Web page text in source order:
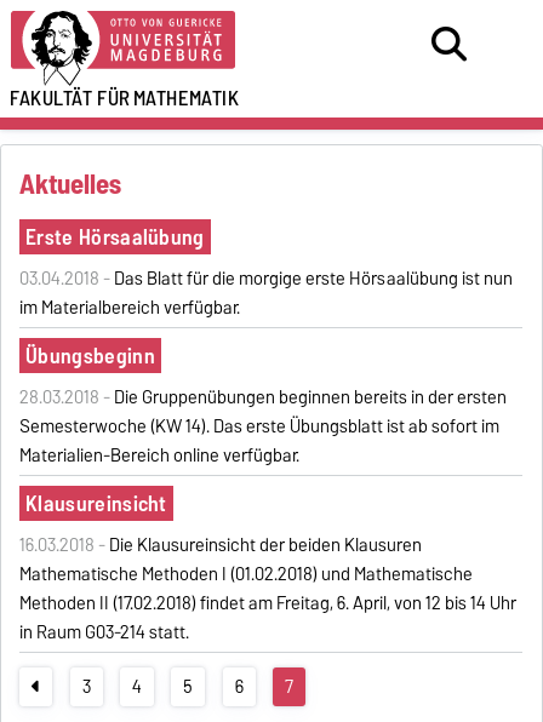
FAKULTÄT FÜRMATHEMATIK
Aktuelles
Erste Hörsaalübung
03.04.2018 -Das Blatt für die morgige erste Hörsaalübung ist nun
im Materialbereich verfügbar.
Übungsbeginn
28.03.2018 -Die Gruppenübungen beginnen bereits in der ersten
Semesterwoche (KW 14). Das erste Übungsblatt ist ab sofort im
Materialien-Bereich online verfügbar.
Klausureinsicht
16.03.2018 -Die Klausureinsicht der beiden Klausuren
Mathematische Methoden I (01.02.2018) und Mathematische
Methoden II (17.02.2018) findet am Freitag, 6. April, von 12 bis 14 Uhr
in Raum G03-214 statt.
3
4 5 6 7